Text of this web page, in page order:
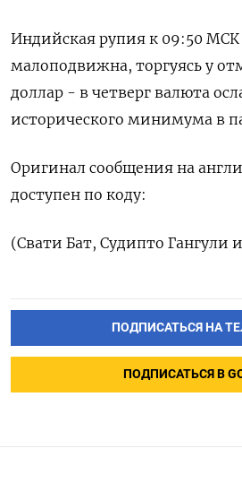
Индийская рупия к 09:50 МСК
малоподвижна, торгуясь у
доллар - в четверг валюта
исторического минимума в
Оригинал сообщения на
доступен по коду:
(Свати Бат, Судипто Гангули
ПОДПИСАТЬСЯ НА
ПОДПИСАТЬСЯ В